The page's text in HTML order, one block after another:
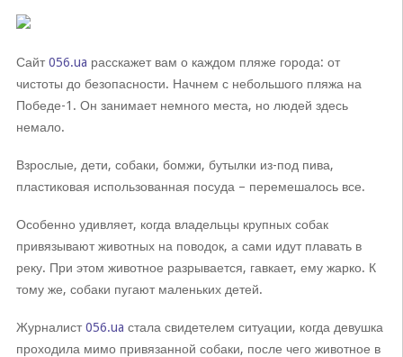
Сайт056.ua расскажет вам о каждом пляже города: от
чистоты до безопасности. Начнем с небольшого пляжа на
Победе-1. Он занимает немного места, но людей здесь
немало.
Взрослые, дети, собаки, бомжи, бутылки из-под пива,
пластиковая использованная посуда – перемешалось все.
Особенно удивляет, когда владельцы крупных собак
привязывают животных на поводок, а сами идут плавать в
реку. При этом животное разрывается, гавкает, ему жарко. К
тому же, собаки пугают маленьких детей.
Журналист056.ua стала свидетелем ситуации, когда девушка
проходила мимо привязанной собаки, после чего животное в